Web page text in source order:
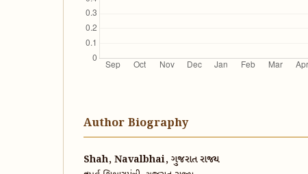
Author Biography
Shah, Navalbhai, ગુજરાત રાજ્ય